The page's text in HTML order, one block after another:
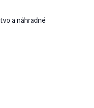
a náhradné